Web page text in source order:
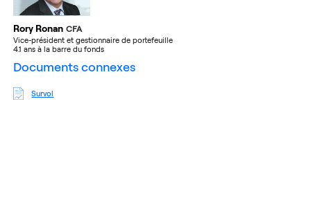
Rory Ronan CFA
Vice-président et gestionnaire de portefeuille
4.1 ans à la barre du fonds
documents connexes
Survol